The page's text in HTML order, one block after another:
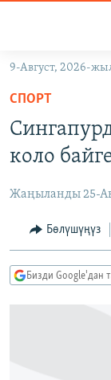
Навигацияга
өтүңүз
Издөөгө
салыңызКЫРГЫЗСТАН
ЭКОНОМИКА
МАДАНИЯТ
БОРБОР АЗИЯ
АТАЙЫН
ТВ
ЭКСПЕРТТЕР
ӨЗГӨЧӨ ПИКИР
9-Август, 2026-
СПОРТ
коло
Жаңыланды 25-
Бөлүшүңүз
Бизди Google'дан